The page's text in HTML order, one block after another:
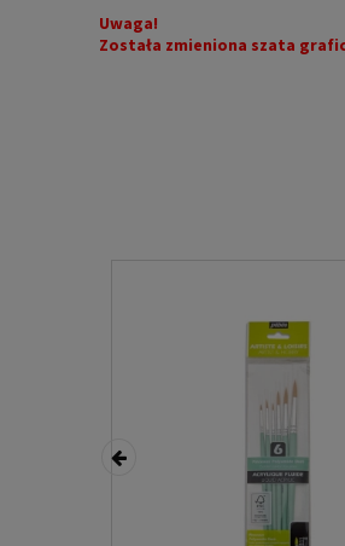
Uwaga!
Została zmieniona szata